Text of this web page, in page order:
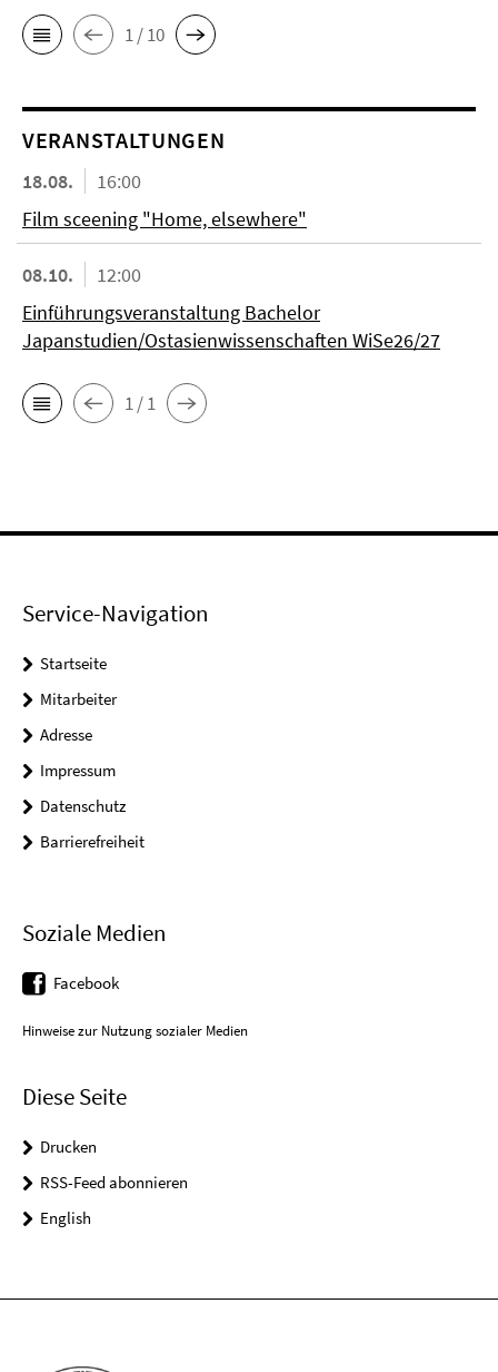
1 / 10
VERANSTALTUNGEN
18.08.
16:00
Film sceening "Home, elsewhere"
08.10.
12:00
Einführungsveranstaltung Bachelor
Japanstudien/Ostasienwissenschaften WiSe26/27
1 / 1
Service-Navigation
Startseite
Mitarbeiter
Adresse
Impressum
Datenschutz
Barrierefreiheit
Soziale Medien
Facebook
Hinweise zur Nutzung sozialer Medien
Diese Seite
Drucken
RSS-Feed abonnieren
English